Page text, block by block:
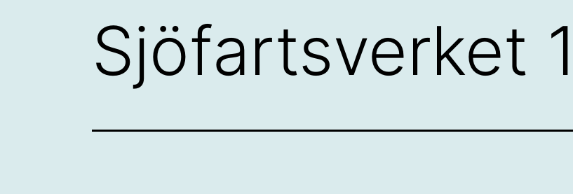
Sjöfartsverket